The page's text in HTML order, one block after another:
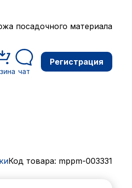
посадочного материала
чат
Регистрация
Код товара: mppm-003331